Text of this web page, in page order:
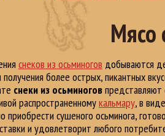
Мясо
снеков из осьминогов добываются
более острых, пикантных
снеки из осьминоговпредставляют
распространенномукальмару, в
приобрести сушеного осьминога,
и удовлетворит любого